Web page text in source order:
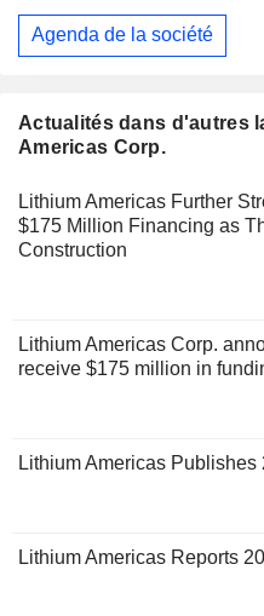
Actualités dans d'autres
Americas Corp.
Lithium Americas Further
$175 Million Financing as
Construction
Lithium Americas Corp.
receive $175 million in
Lithium Americas
Lithium Americas Reports
Agenda de la société